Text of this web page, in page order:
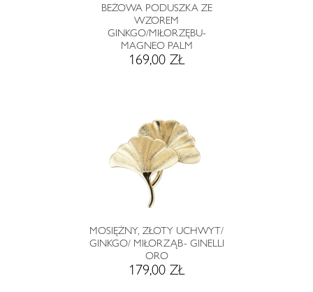
BEŻOWA PODUSZKA ZE
WZOREM
GINKGO/MIŁORZĘBU-
MAGNEO PALM
169,00 ZŁ
MOSIĘŻNY, ZŁOTY UCHWYT/
GINKGO/ MIŁORZĄB- GINELLI
ORO
179,00 ZŁ